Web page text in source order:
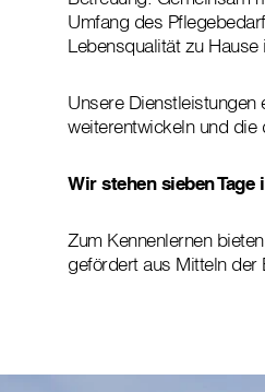
Umfang des
Lebensqualität zu Hause
Unsere
weiterentwickeln und die
Wir stehen sieben Tage
Zum Kennenlernen
gefördert aus Mitteln der